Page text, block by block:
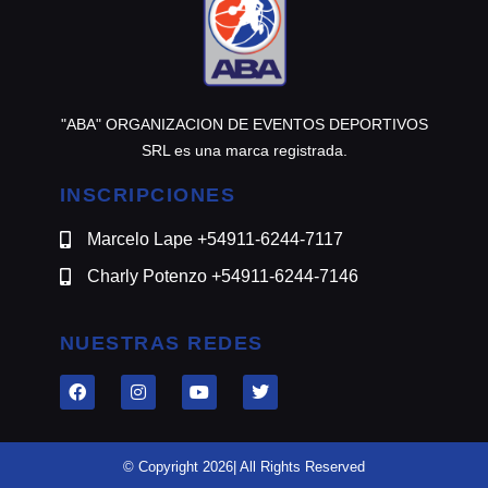
"ABA" ORGANIZACION DE EVENTOS DEPORTIVOS
SRL es una marca registrada.
INSCRIPCIONES
Marcelo Lape +54911-6244-7117
Charly Potenzo +54911-6244-7146
NUESTRAS REDES
© Copyright 2026| All Rights Reserved